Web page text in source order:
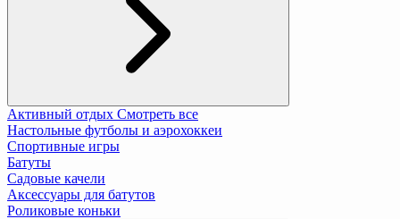
Активный отдых Смотреть все
Настольные футболы и аэрохоккеи
Спортивные игры
Батуты
Садовые качели
Аксессуары для батутов
Роликовые коньки